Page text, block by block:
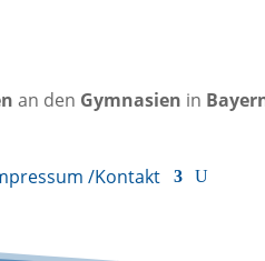
an den Gymnasien in
/Kontakt